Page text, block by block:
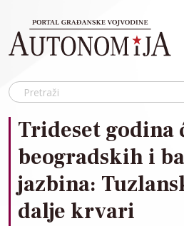
Trideset godina
beogradskih i
jazbina:
dalje krvari